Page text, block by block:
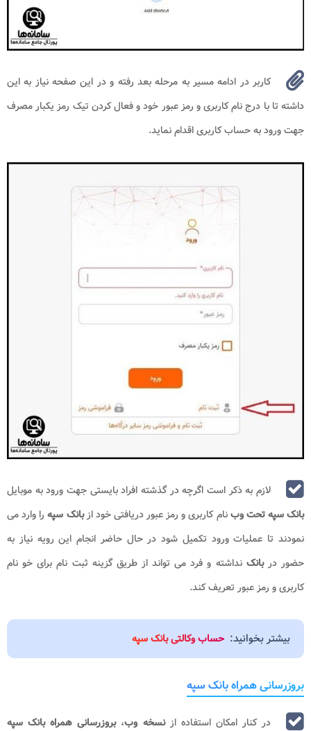
کاربر در ادامه مسیر به مرحله بعد رفته و در این صفحه نیاز به این
داشته تا با درج نام کاربری و رمز عبور خود و فعال کردن تیک رمز یکبار مصرف
جهت ورود به حساب کاربری اقدام نماید.
لازم به ذکر است اگرچه در گذشته افراد بایستی جهت ورود به موبایل
بانک سپه تحت وبنام کاربری و رمز عبور دریافتی خود ازبانک سپهرا وارد می
نمودند تا عملیات ورود تکمیل شود در حال حاضر انجام این رویه نیاز به
حضور دربانکنداشته و فرد می تواند از طریق گزینه ثبت نام برای خو نام
کاربری و رمز عبور تعریف کند.
بیشتر بخوانید: حساب وکالتی بانک سپه
بروزرسانی همراه بانک سپه
در کنار امکان استفاده ازنسخه وب،بروزرسانی همراه بانک سپه